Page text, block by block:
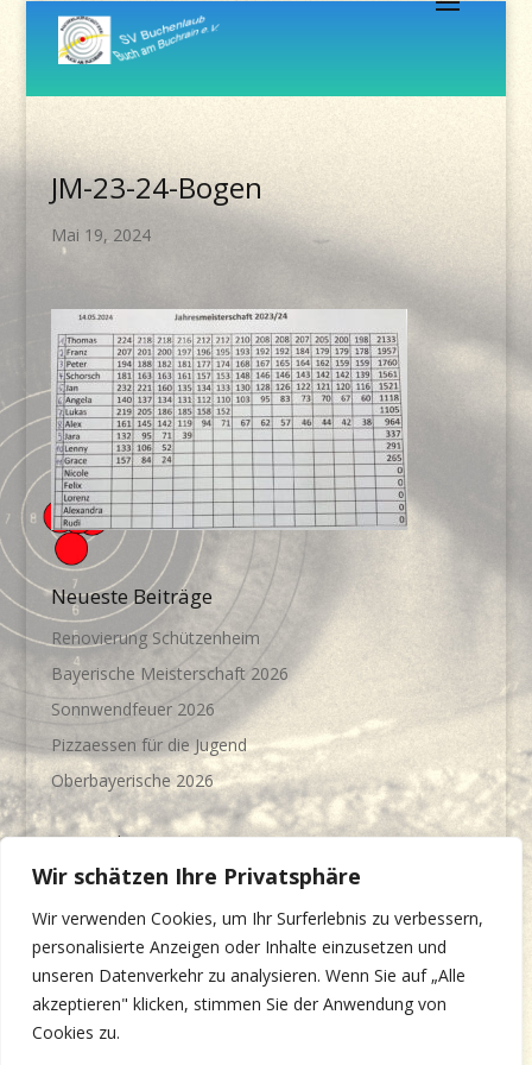
Wir schätzen Ihre Privatsphäre
Wir verwenden Cookies, um Ihr Surferlebnis zu verbessern,
personalisierte Anzeigen oder Inhalte einzusetzen und
unseren Datenverkehr zu analysieren. Wenn Sie auf „Alle
akzeptieren" klicken, stimmen Sie der Anwendung von
Cookies zu.
JM-23-24-Bogen
Mai 19, 2024
Neueste Beiträge
Renovierung Schützenheim
Bayerische Meisterschaft 2026
Sonnwendfeuer 2026
Pizzaessen für die Jugend
Oberbayerische 2026
Meist gelesenen Beiträge
Jahresmeisterschaft 2022/23 (22.791)
Vereinsausflug (21.920)
Grillfest mit Ehrungen (21.898)
Dorf – Olympiade 2023 (21.783)
Sonnwendfeuer